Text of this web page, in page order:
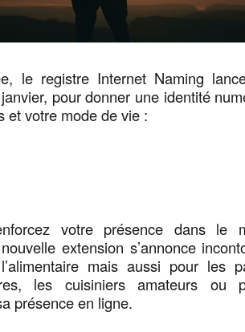
le registre Internet Naming
pour donner une identité
et votre mode de vie :
votre présence dans le
extension s’annonce
mais aussi pour les
les cuisiniers amateurs ou
présence en ligne.